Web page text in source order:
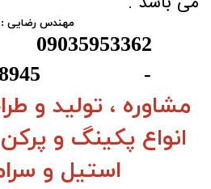
مهندس رضایی :
- 09370648945
مشاوره ، تولید و
انواع پکینگ و
استیل و